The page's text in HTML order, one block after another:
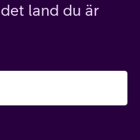
land du är